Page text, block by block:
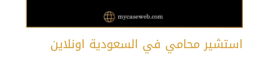
استشير محامي في السعودية اونلاين